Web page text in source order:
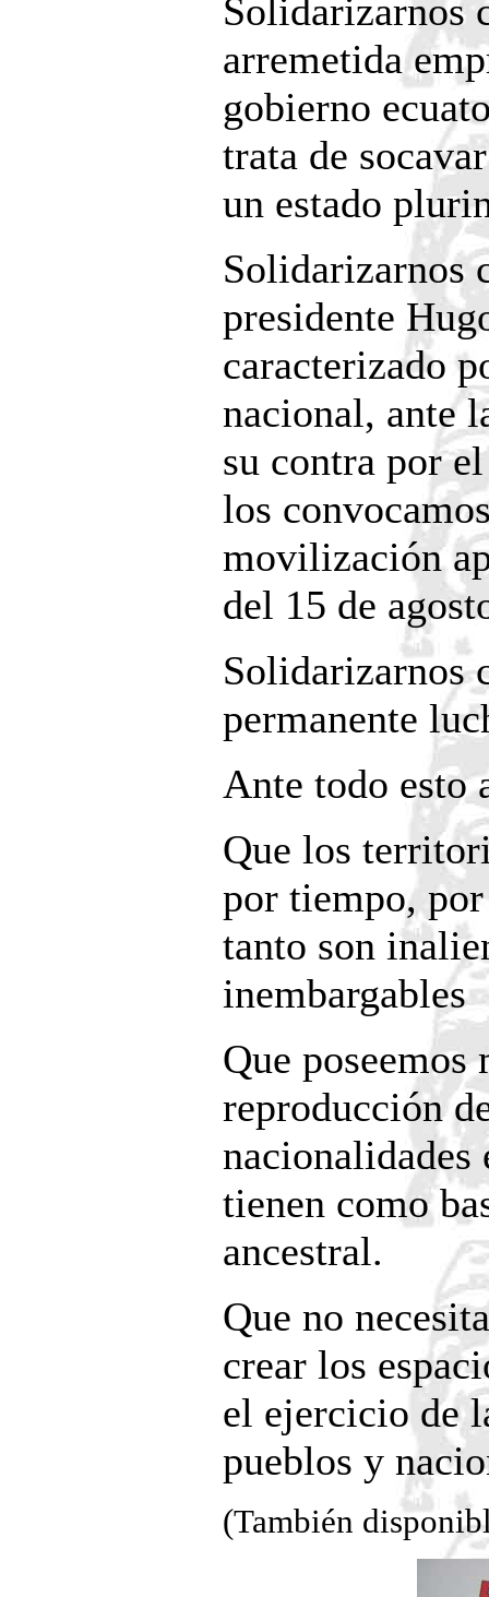
Solidarizarnos
arremetida
gobierno
trata de
un estado
Solidarizarnos
presidente
caracterizado
nacional, ante
su contra por
los
movilización
del 15 de
Solidarizarnos
permanente
Ante todo esto
Que los
por tiempo,
tanto son
inembargables
Que
reproducción
nacionalidades
tienen como
ancestral.
Que no
crear los
el ejercicio de
pueblos y
(También